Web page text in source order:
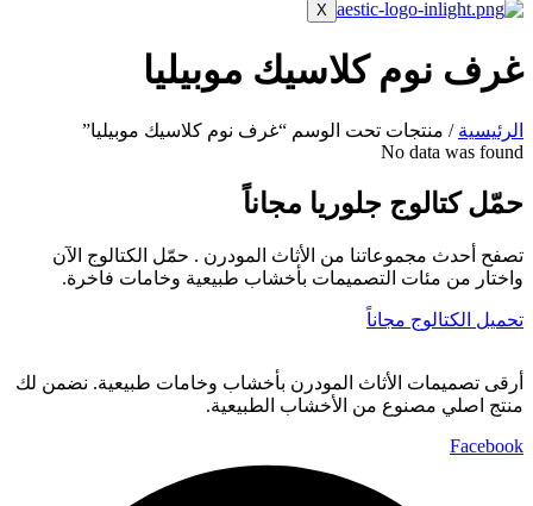
X
غرف نوم كلاسيك موبيليا
الرئيسية / منتجات تحت الوسم “غرف نوم كلاسيك موبيليا”
No data was found
حمّل كتالوج جلوريا مجاناً
تصفح أحدث مجموعاتنا من الأثاث المودرن . حمّل الكتالوج الآن
واختار من مئات التصميمات بأخشاب طبيعية وخامات فاخرة.
تحميل الكتالوج مجاناً
أرقى تصميمات الأثاث المودرن بأخشاب وخامات طبيعية. نضمن لك
منتج اصلي مصنوع من الأخشاب الطبيعية.
Facebook